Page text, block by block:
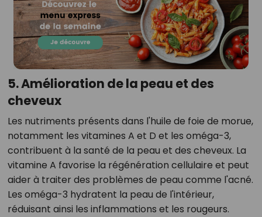
5. Amélioration de la peau et des
cheveux
Les nutriments présents dans l'huile de foie de morue,
notamment les vitamines A et D et les oméga-3,
contribuent à la santé de la peau et des cheveux. La
vitamine A favorise la régénération cellulaire et peut
aider à traiter des problèmes de peau comme l'acné.
Les oméga-3 hydratent la peau de l'intérieur,
réduisant ainsi les inflammations et les rougeurs.